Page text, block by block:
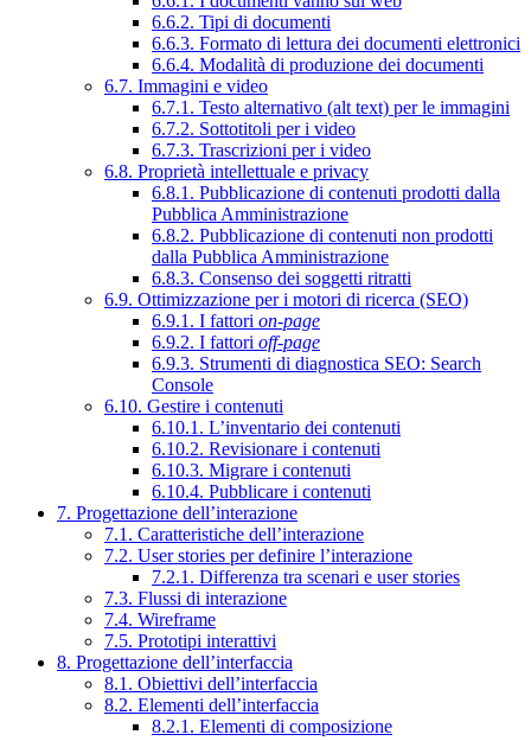
6.6.2. Tipi di documenti
6.6.3. Formato di lettura dei documenti elettronici
6.6.4. Modalità di produzione dei documenti
6.7. Immagini e video
6.7.1. Testo alternativo (alt text) per le immagini
6.7.2. Sottotitoli per i video
6.7.3. Trascrizioni per i video
6.8. Proprietà intellettuale e privacy
6.8.1. Pubblicazione di contenuti prodotti dalla
Pubblica Amministrazione
6.8.2. Pubblicazione di contenuti non prodotti
dalla Pubblica Amministrazione
6.8.3. Consenso dei soggetti ritratti
6.9. Ottimizzazione per i motori di ricerca (SEO)
6.9.1. I fattori on-page
6.9.2. I fattori off-page
6.9.3. Strumenti di diagnostica SEO: Search
Console
6.10. Gestire i contenuti
6.10.1. L’inventario dei contenuti
6.10.2. Revisionare i contenuti
6.10.3. Migrare i contenuti
6.10.4. Pubblicare i contenuti
7. Progettazione dell’interazione
7.1. Caratteristiche dell’interazione
7.2. User stories per definire l’interazione
7.2.1. Differenza tra scenari e user stories
7.3. Flussi di interazione
7.4. Wireframe
7.5. Prototipi interattivi
8. Progettazione dell’interfaccia
8.1. Obiettivi dell’interfaccia
8.2. Elementi dell’interfaccia
8.2.1. Elementi di composizione